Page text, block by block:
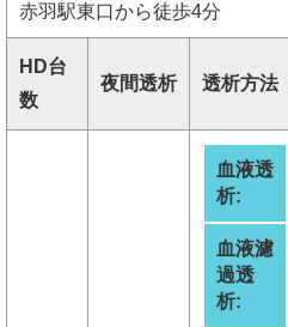
赤羽駅東口から徒歩4分
HD台
数
夜間透析 透析方法
血液透
析:
血液濾
過透
析: